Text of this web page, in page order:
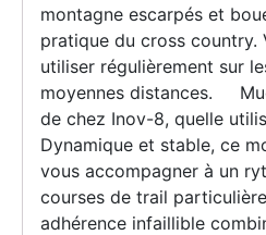
montagne escarpés et
pratique du cross country.
utiliser régulièrement sur
moyennes distances.
de chez Inov-8, quelle
Dynamique et stable, ce
vous accompagner à un
courses de trail
adhérence infaillible